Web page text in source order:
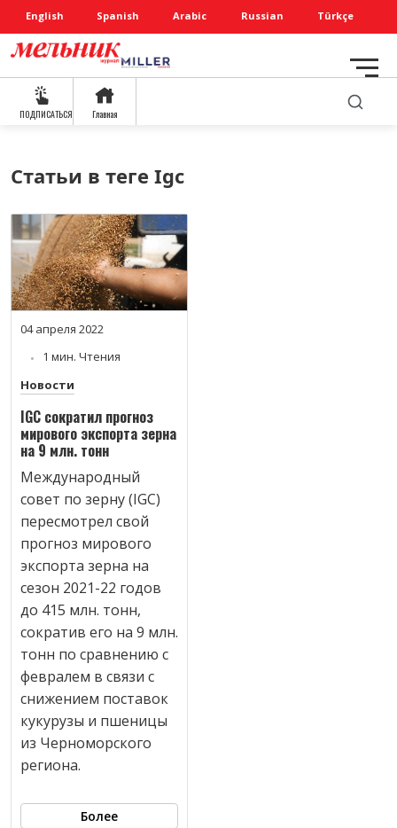
English Spanish Arabic Russian Türkçe
ПОДПИСАТЬСЯ Главная
Статьи в теге Igc
04 апреля 2022
1 мин. Чтения
Новости
IGC сократил прогноз
мирового экспорта зерна
на 9 млн. тонн
Международный
совет по зерну (IGC)
пересмотрел свой
прогноз мирового
экспорта зерна на
сезон 2021-22 годов
до 415 млн. тонн,
сократив его на 9 млн.
тонн по сравнению с
февралем в связи с
снижением поставок
кукурузы и пшеницы
из Черноморского
региона.
Более